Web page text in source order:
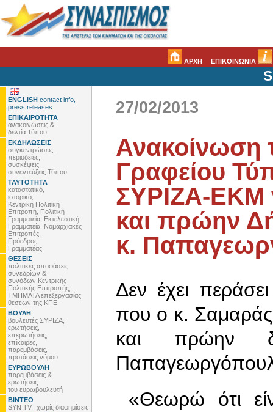
ΑΡΧΗ ΕΠΙΚΟΙΝΩΝΙΑ
ENGLISH contact info,
press releases
ΕΠΙΚΑΙΡΟΤΗΤΑ
ανακοινώσεις &
δελτία Τύπου
ΕΚΔΗΛΩΣΕΙΣ
συγκεντρώσεις,
περιοδείες,
συσκέψεις,
συνεντεύξεις Τύπου
ΤΑΥΤΟΤΗΤΑ
καταστατικό,
ιστορικό,
Κεντρική Πολιτική
Επιτροπή, Πολιτική
Γραμματεία, Εκτελεστική
Γραμματεία, Νομαρχιακές
Επιτροπές,
Πρόεδρος,
Γραμματέας
ΘΕΣΕΙΣ
πολιτικές αποφάσεις
συνεδρίων &
συνόδων Κεντρικής
Πολιτικής Επιτροπής,
ΤΜΗΜΑΤΑ επεξεργασίας
θέσεων της ΚΠΕ
ΒΟΥΛΗ
βουλευτές ΣΥΡΙΖΑ,
ερωτήσεις,
επερωτήσεις,
επίκαιρες,
παρεμβάσεις,
προτάσεις νόμου
ΕΥΡΩΒΟΥΛΗ
παρεμβάσεις &
ερωτήσεις
του ευρωβουλευτή
ΒΙΝΤΕΟ
SYN TV.. χωρίς διαφημίσεις
27/02/2013
Ανακοίνωση
Γραφείου
ΣΥΡΙΖΑ-ΕΚΜ
και πρώην
κ.
Δεν έχει
που ο κ. Σαμαράς
και πρώην
«Θεωρώ ότι